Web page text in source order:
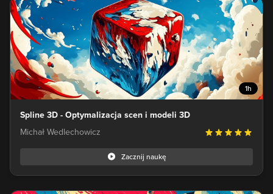
1h
Spline 3D - Optymalizacja scen i modeli 3D
Michał Wedlechowicz
Zacznij naukę